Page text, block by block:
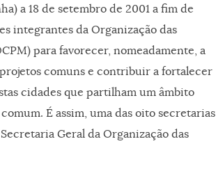
a 18 de setembro de 2001 a fim de
integrantes da Organização das
para favorecer, nomeadamente, a
comuns e contribuir a fortalecer
cidades que partilham um âmbito
É assim, uma das oito secretarias
Geral da Organização das